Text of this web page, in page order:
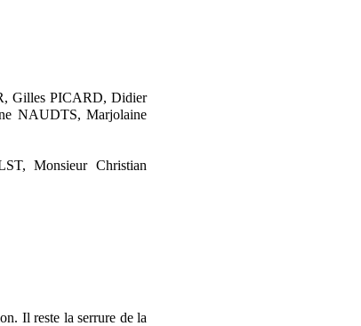
Gilles PICARD, Didier
NAUDTS, Marjolaine
Monsieur Christian
Il reste la serrure de la